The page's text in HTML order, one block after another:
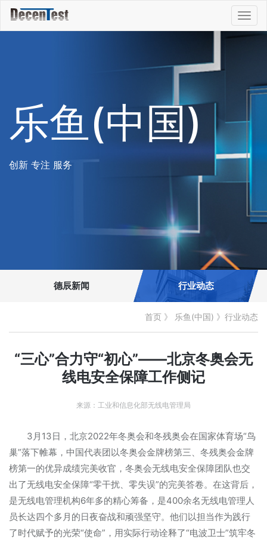
乐鱼(中国)
创新 专注 服务
德辰新闻 行业动态
首页 》 乐鱼(中国) 》 行业动态
“三心”合力守“初心”——北京冬奥会无
线电安全保障工作侧记
来源：工业和信息化部无线电管理局
3月13日，北京2022年冬奥会和冬残奥会在国家体育场“鸟
巢”落下帷幕，中国代表团以冬奥会金牌榜第三、冬残奥会金牌
榜第一的优异成绩完美收官，冬奥会无线电安全保障团队也交
出了无线电安全保障“零干扰、零失误”的完美答卷。在这背后，
是无线电管理机构6年多的精心筹备，是400余名无线电管理人
员长达四个多月的日夜奋战和顽强坚守。他们以担当作为践行
了时代赋予的光荣“使命”，用实际行动诠释了“电波卫士”筑牢冬